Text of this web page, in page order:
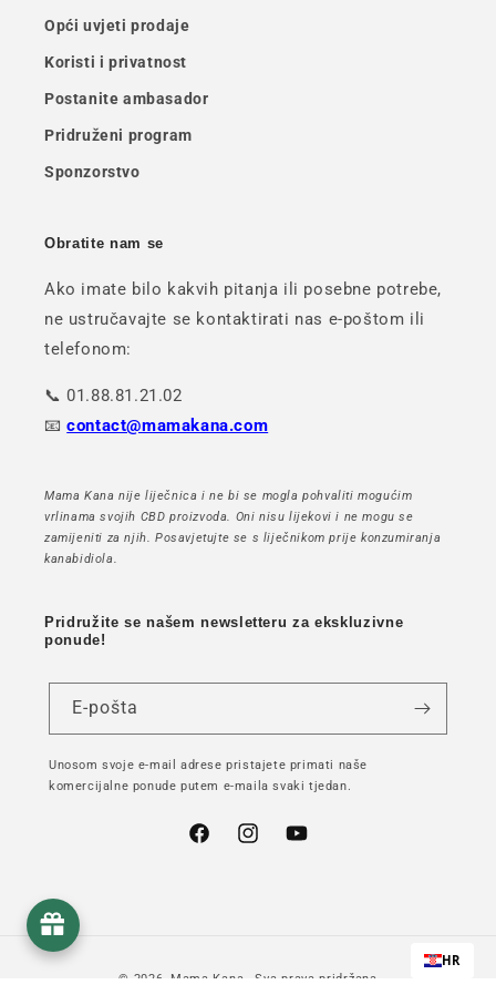
Opći uvjeti prodaje
Koristi i privatnost
Postanite ambasador
Pridruženi program
Sponzorstvo
Obratite nam se
Ako imate bilo kakvih pitanja ili posebne potrebe,
ne ustručavajte se kontaktirati nas e-poštom ili
telefonom:
📞 01.88.81.21.02
📧contact@mamakana.com
Mama Kana nije liječnica i ne bi se mogla pohvaliti mogućim
vrlinama svojih CBD proizvoda. Oni nisu lijekovi i ne mogu se
zamijeniti za njih. Posavjetujte se s liječnikom prije konzumiranja
kanabidiola.
Pridružite se našem newsletteru za ekskluzivne
ponude!
E-pošta
Unosom svoje e-mail adrese pristajete primati naše
komercijalne ponude putem e-maila svaki tjedan.
FacebookInstagramYouTube
© 2026, Mama Kana - Sva prava pridržana
HR